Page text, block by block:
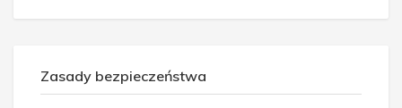
Zasady bezpieczeństwa